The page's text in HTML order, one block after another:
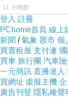
全球
［真人百家
新會員首儲
每月回儲領
二存優惠再送
定存回饋高
11 小時前
登入 註冊
PChome首頁 線上
新聞 /氣象 股市 個
買賣租屋 支付連
買車 旅行團 汽車
一元簡訊 直播達人
買網址 虛擬主機
廣告刊登 隱私權聲